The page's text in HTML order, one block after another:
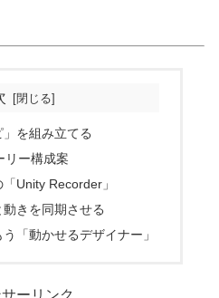
を組み立てる
リー構成案
Unity Recorder」
きを同期させる
「動かせるデザイナー」
ーリンク